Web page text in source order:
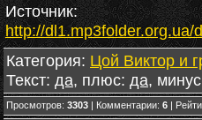
Источник:
http://
Категория: Цой Виктор и
Текст: да, плюс: да, минус
Просмотров: 3303 | Комментарии: 6 |